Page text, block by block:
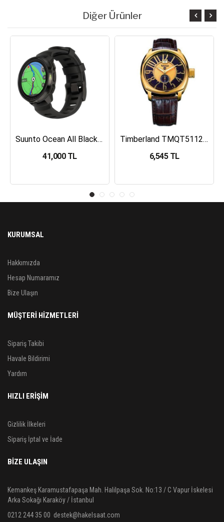
Diğer Ürünler
Suunto Ocean All Black Dalış Bilgisayarı SS050982000
41,000 TL
Timberland TMQT5112401 Erkek Kol Saati
6,545 TL
KURUMSAL
Hakkımızda
Hesap Numaramız
Bize Ulaşın
MÜŞTERİ HİZMETLERİ
Sipariş Takibi
Havale Bildirimi
Yardım
HIZLI ERİŞİM
Gizlilik İlkeleri
Sipariş İptal ve İade
BIZE ULAŞIN
Kemankeş Karamustafapaşa Mah. Halilpaşa Sok. No:13 / C Vapur İskelesi
Arka Sokağı Karaköy / İstanbul
0212 244 35 00 destek@hakelsaat.com